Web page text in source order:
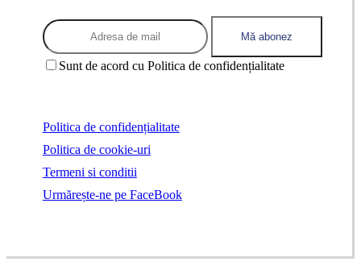
Sunt de acord cu Politica de confidențialitate
Politica de confidențialitate
Politica de cookie-uri
Termeni si conditii
Urmărește-ne pe FaceBook